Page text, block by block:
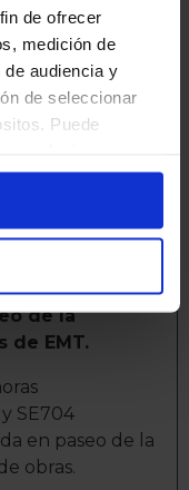
de ofrecer
medición de
audiencia y
de seleccionar
Puede
o clicando en
ubicación
de varios
(huellas
se procesan sus
en la
de la
de EMT.
SE704
obras.
de la
de EMT.
SE704
en paseo de la
obras.